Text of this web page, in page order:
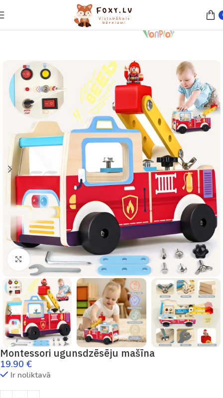
Sākums Koka rotaļlietas
Palielināt
Montessori ugunsdzēsēju mašīna
19.90 €
Ir noliktavā